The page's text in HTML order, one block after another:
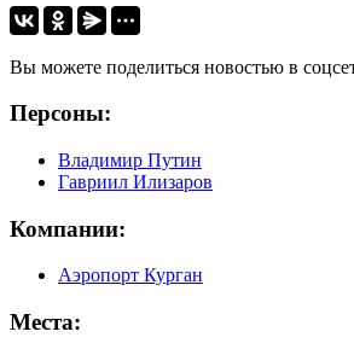
Вы можете поделиться новостью в
Персоны:
Владимир Путин
Гавриил Илизаров
Компании:
Аэропорт Курган
Места: